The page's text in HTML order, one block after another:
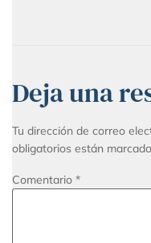
Deja una
Tu dirección de correo
obligatorios están
Comentario *